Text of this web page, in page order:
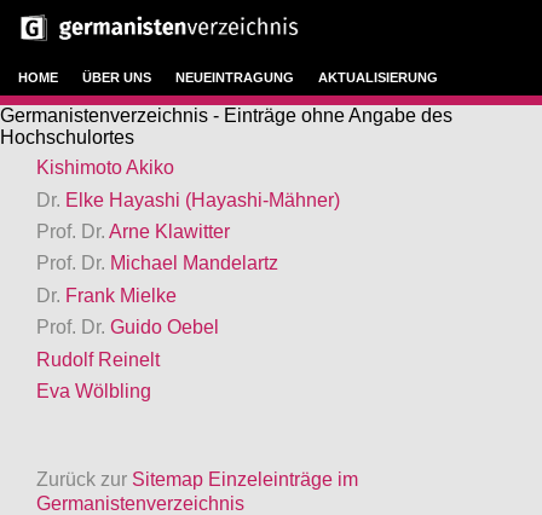
HOME ÜBER UNS NEUEINTRAGUNG AKTUALISIERUNG
Germanistenverzeichnis - Einträge ohne Angabe des
Hochschulortes
Kishimoto Akiko
Dr. Elke Hayashi (Hayashi-Mähner)
Prof. Dr. Arne Klawitter
Prof. Dr. Michael Mandelartz
Dr. Frank Mielke
Prof. Dr. Guido Oebel
Rudolf Reinelt
Eva Wölbling
Zurück zur Sitemap Einzeleinträge im
Germanistenverzeichnis